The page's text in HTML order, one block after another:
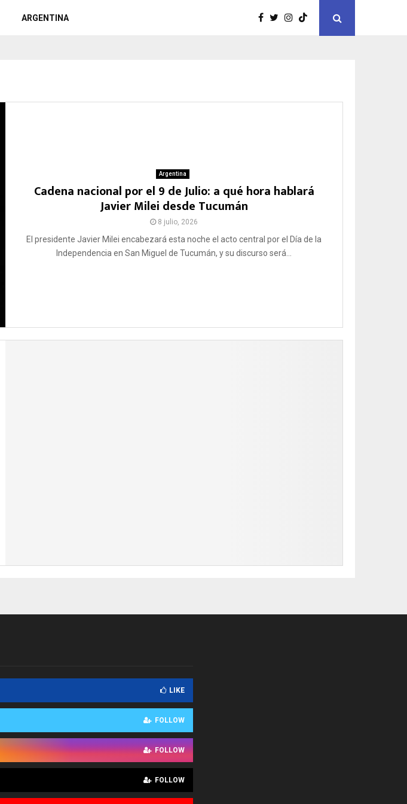
ARGENTINA
Argentina
Cadena nacional por el 9 de Julio: a qué hora hablará
Javier Milei desde Tucumán
8 julio, 2026
El presidente Javier Milei encabezará esta noche el acto central por el Día de la
Independencia en San Miguel de Tucumán, y su discurso será...
LIKE
FOLLOW
FOLLOW
FOLLOW